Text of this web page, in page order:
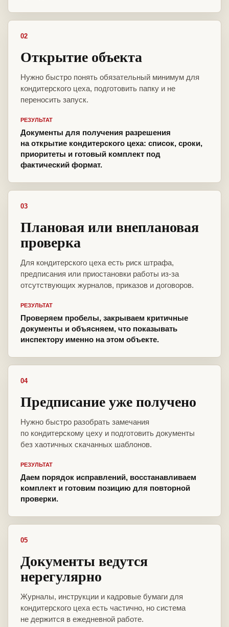
02
Открытие объекта
Нужно быстро понять обязательный минимум для
кондитерского цеха, подготовить папку и не
переносить запуск.
РЕЗУЛЬТАТ
Документы для получения разрешения
на открытие кондитерского цеха: список, сроки,
приоритеты и готовый комплект под
фактический формат.
03
Плановая или внеплановая
проверка
Для кондитерского цеха есть риск штрафа,
предписания или приостановки работы из-за
отсутствующих журналов, приказов и договоров.
РЕЗУЛЬТАТ
Проверяем пробелы, закрываем критичные
документы и объясняем, что показывать
инспектору именно на этом объекте.
04
Предписание уже получено
Нужно быстро разобрать замечания
по кондитерскому цеху и подготовить документы
без хаотичных скачанных шаблонов.
РЕЗУЛЬТАТ
Даем порядок исправлений, восстанавливаем
комплект и готовим позицию для повторной
проверки.
05
Документы ведутся
нерегулярно
Журналы, инструкции и кадровые бумаги для
кондитерского цеха есть частично, но система
не держится в ежедневной работе.